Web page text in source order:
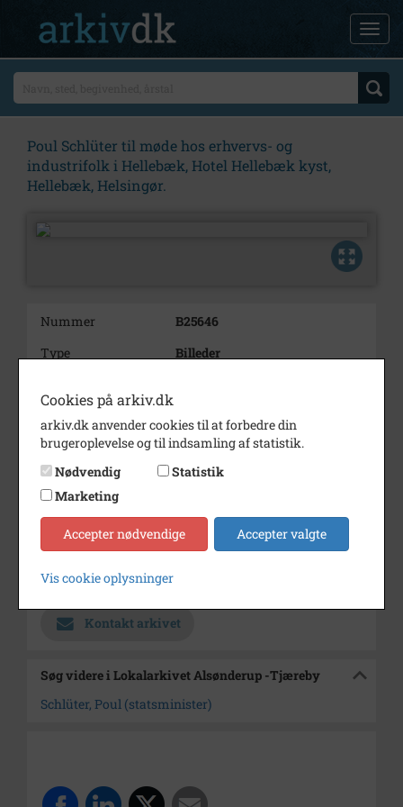
Poul Schlüter til møde hos erhvervs- og
industrifolk i Hellebæk, Hotel Hellebæk kyst,
Hellebæk, Helsingør.
Nummer
B25646
Type
Billeder
Hellebæk, Hotel Hellebæk kyst,
Hellebæk, Helsingør.
Årstal
1976
Dateringsnote
Fotograf
Jørgen Rubæk Hansen
Kontakt arkivet
Søg videre i Lokalarkivet Alsønderup -Tjæreby
Schlüter, Poul (statsminister)
Cookies på arkiv.dk
arkiv.dk anvender cookies til at forbedre din
brugeroplevelse og til indsamling af statistik.
Nødvendig
Statistik
Marketing
Accepter nødvendige Accepter valgte
Vis cookie oplysninger